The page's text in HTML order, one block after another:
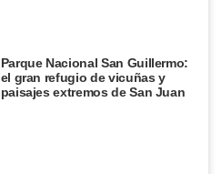
Parque Nacional San Guillermo:
el gran refugio de vicuñas y
paisajes extremos de San Juan